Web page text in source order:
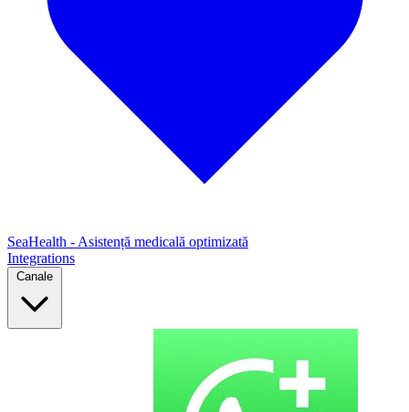
SeaHealth - Asistență medicală optimizată
Integrations
Canale